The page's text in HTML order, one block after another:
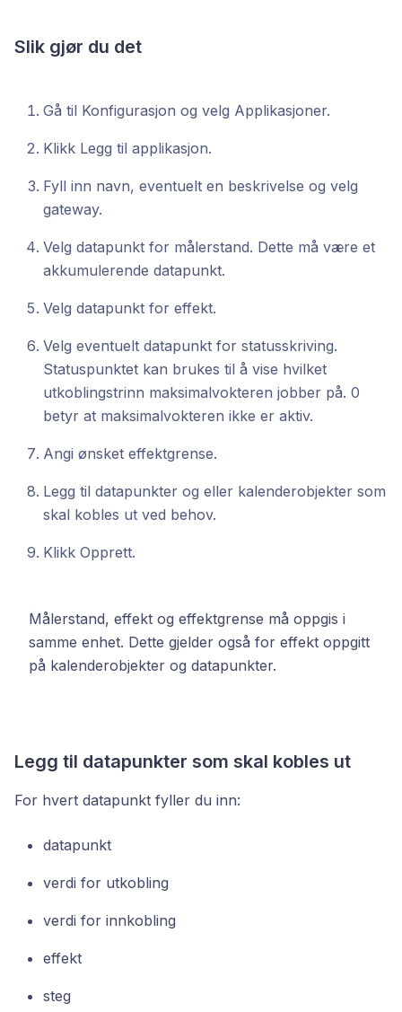
Slik gjør du det
Gå til Konfigurasjon og velg Applikasjoner.
Klikk Legg til applikasjon.
Fyll inn navn, eventuelt en beskrivelse og velg
gateway.
Velg datapunkt for målerstand. Dette må være et
akkumulerende datapunkt.
Velg datapunkt for effekt.
Velg eventuelt datapunkt for statusskriving.
Statuspunktet kan brukes til å vise hvilket
utkoblingstrinn maksimalvokteren jobber på. 0
betyr at maksimalvokteren ikke er aktiv.
Angi ønsket effektgrense.
Legg til datapunkter og eller kalenderobjekter som
skal kobles ut ved behov.
Klikk Opprett.
Målerstand, effekt og effektgrense må oppgis i
samme enhet. Dette gjelder også for effekt oppgitt
på kalenderobjekter og datapunkter.
Legg til datapunkter som skal kobles ut
For hvert datapunkt fyller du inn:
datapunkt
verdi for utkobling
verdi for innkobling
effekt
steg